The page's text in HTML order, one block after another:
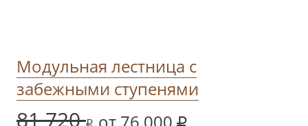
Модульная лестница c
забежными ступенями
81 720